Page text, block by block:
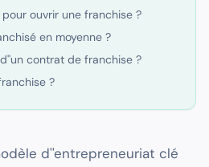
ouvrir une franchise ?
en moyenne ?
contrat de franchise ?
?
d''entrepreneuriat clé